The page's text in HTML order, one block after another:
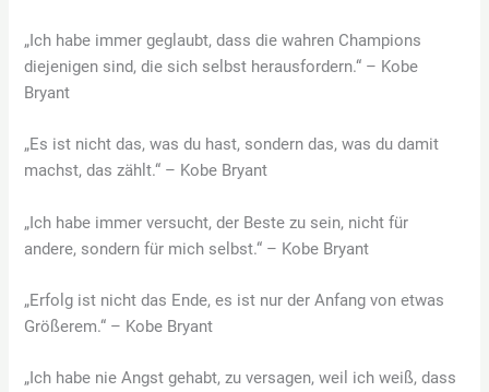
„Ich habe immer geglaubt, dass die wahren Champions
diejenigen sind, die sich selbst herausfordern.“ – Kobe
Bryant
„Es ist nicht das, was du hast, sondern das, was du damit
machst, das zählt.“ – Kobe Bryant
„Ich habe immer versucht, der Beste zu sein, nicht für
andere, sondern für mich selbst.“ – Kobe Bryant
„Erfolg ist nicht das Ende, es ist nur der Anfang von etwas
Größerem.“ – Kobe Bryant
„Ich habe nie Angst gehabt, zu versagen, weil ich weiß, dass